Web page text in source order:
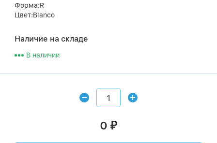
Форма:R
Цвет:Blanco
Наличие на складе
В наличии
0 ₽